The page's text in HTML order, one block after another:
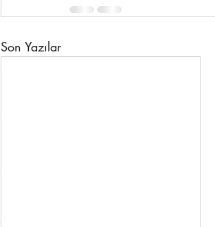
Son Yazılar